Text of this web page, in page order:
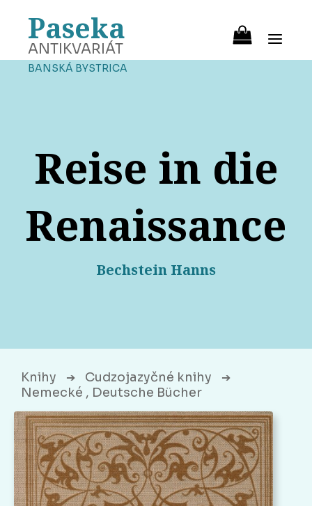
Paseka
ANTIKVARIÁT
BANSKÁ BYSTRICA
Reise in die
Renaissance
Bechstein Hanns
Knihy ➔ Cudzojazyčné knihy ➔
Nemecké , Deutsche Bücher